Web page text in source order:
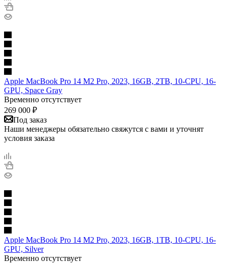
Apple MacBook Pro 14 M2 Pro, 2023, 16GB, 2TB, 10-CPU, 16-
GPU, Space Gray
Временно отсутствует
269 000 ₽
Под заказ
Наши менеджеры обязательно свяжутся с вами и уточнят
условия заказа
Apple MacBook Pro 14 M2 Pro, 2023, 16GB, 1TB, 10-CPU, 16-
GPU, Silver
Временно отсутствует